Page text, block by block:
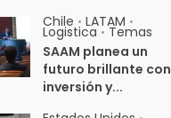
Chile • LATAM •
Logistica • Temas
SAAM planea un
futuro brillante con
inversión y...